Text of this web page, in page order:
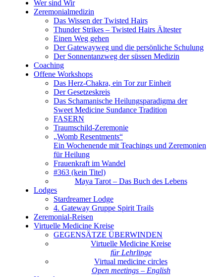
Wer sind Wir
Zeremonialmedizin
Das Wissen der Twisted Hairs
Thunder Strikes – Twisted Hairs Ältester
Einen Weg gehen
Der Gatewayweg und die persönliche Schulung
Der Sonnentanzweg der süssen Medizin
Coaching
Offene Workshops
Das Herz-Chakra, ein Tor zur Einheit
Der Gesetzeskreis
Das Schamanische Heilungsparadigma der
Sweet Medicine Sundance Tradition
FASERN
Traumschild-Zeremonie
„Womb Resentments“
Ein Wochenende mit Teachings und Zeremonien
für Heilung
Frauenkraft im Wandel
#363 (kein Titel)
Maya Tarot – Das Buch des Lebens
Lodges
Stardreamer Lodge
4. Gateway Gruppe Spirit Trails
Zeremonial-Reisen
Virtuelle Medicine Kreise
GEGENSÄTZE ÜBERWINDEN
Virtuelle Medicine Kreise
für Lehrlinge
Virtual medicine circles
Open meetings – English